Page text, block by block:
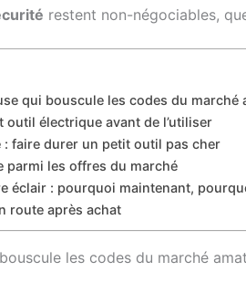
restent non-négociables,
qui bouscule les codes du marché
outil électrique avant de l’utiliser
faire durer un petit outil pas cher
parmi les offres du marché
éclair : pourquoi maintenant,
route après achat
les codes du marché